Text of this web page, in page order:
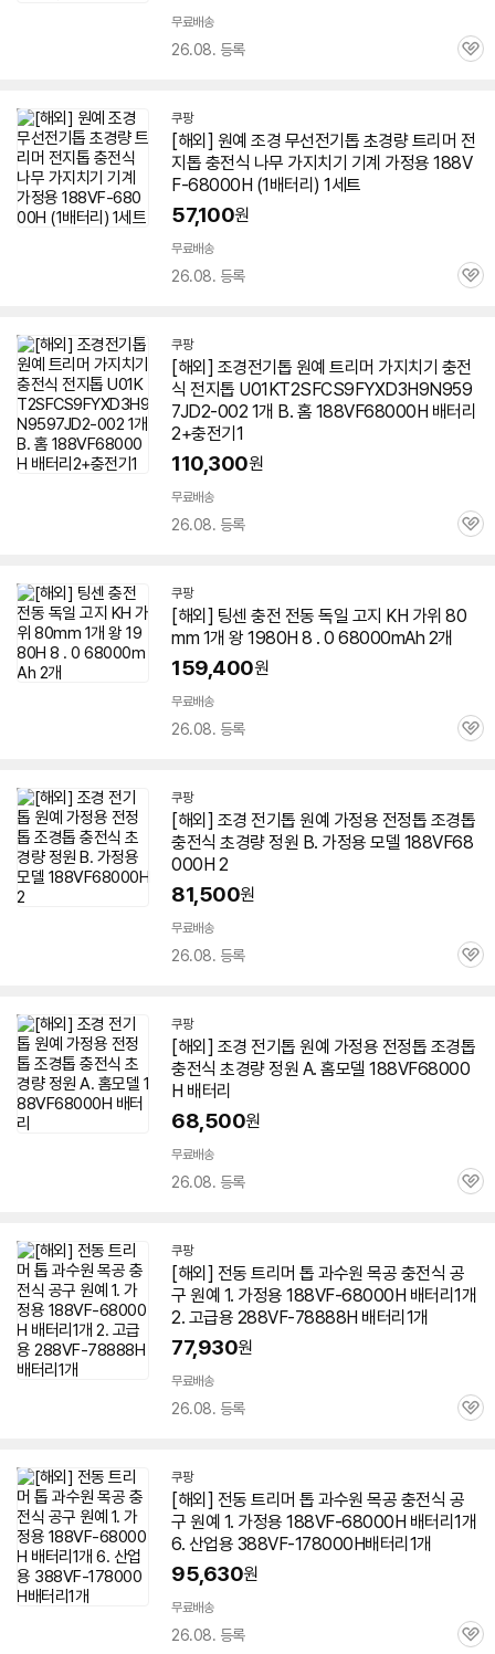
무료배송
26.08. 등록
관
쿠팡
[해외] 원예 조경 무선전기톱 초경량 트리머 전
지톱 충전식 나무 가지치기 기계 가정용 188V
F-68000H (1배터리) 1세트
57,100원
무료배송
26.08. 등록
관
쿠팡
[해외] 조경전기톱 원예 트리머 가지치기 충전
식 전지톱 U01KT2SFCS9FYXD3H9N959
7JD2-002 1개 B. 홈 188VF68000H 배터리
2+충전기1
110,300원
무료배송
26.08. 등록
관
쿠팡
[해외] 팅센 충전 전동 독일 고지 KH 가위 80
mm 1개 왕 1980H 8 . 0 68000mAh 2개
159,400원
무료배송
26.08. 등록
관
쿠팡
[해외] 조경 전기톱 원예 가정용 전정톱 조경톱
충전식 초경량 정원 B. 가정용 모델 188VF68
000H 2
81,500원
무료배송
26.08. 등록
관
쿠팡
[해외] 조경 전기톱 원예 가정용 전정톱 조경톱
충전식 초경량 정원 A. 홈모델 188VF68000
H 배터리
68,500원
무료배송
26.08. 등록
관
쿠팡
[해외] 전동 트리머 톱 과수원 목공 충전식 공
구 원예 1. 가정용 188VF-68000H 배터리1개
2. 고급용 288VF-78888H 배터리1개
77,930원
무료배송
26.08. 등록
관
쿠팡
[해외] 전동 트리머 톱 과수원 목공 충전식 공
구 원예 1. 가정용 188VF-68000H 배터리1개
6. 산업용 388VF-178000H배터리1개
95,630원
무료배송
26.08. 등록
관